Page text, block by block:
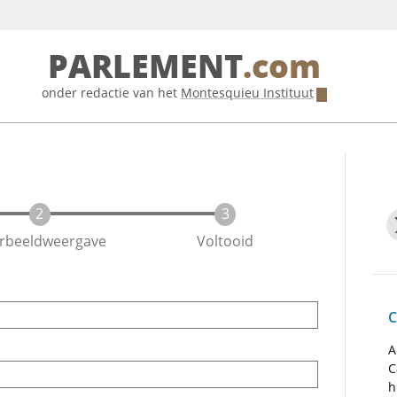
PARLEMENT.com
onder redactie van het Montesquieu Instituut
Voltooid